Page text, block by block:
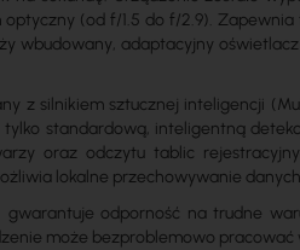
(od f/1.5 do f/2.9).
wbudowany, adaptacyjny
z silnikiem sztucznej inteligencji
standardową, inteligentną
oraz odczytu tablic
lokalne przechowywanie danych.
gwarantuje odporność na trudne
może bezproblemowo pracować